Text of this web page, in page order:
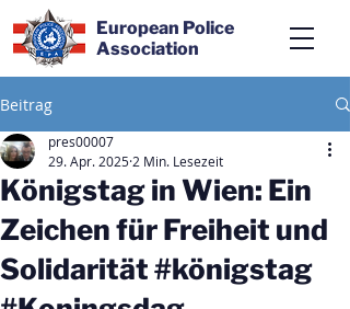
European Police
Association
Beitrag
Königstag in Wien: Ein
Zeichen für Freiheit und
Solidarität #königstag
pres00007
29. Apr. 2025 2 Min. Lesezeit